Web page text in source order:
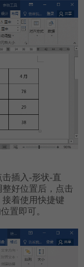
插入-形状-直
好位置后，点击
接着使用快捷键
置即可。